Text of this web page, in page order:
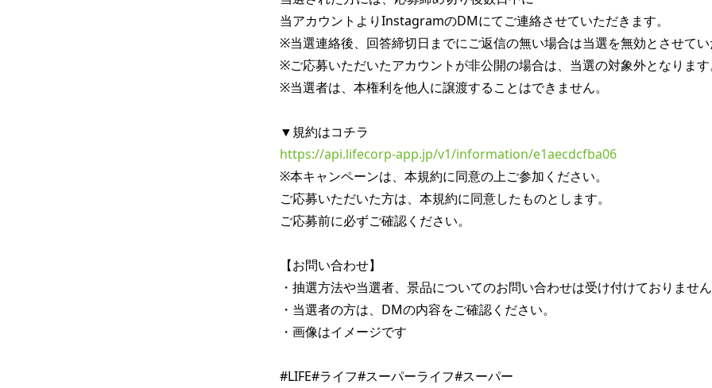
当アカウントよりInstagramのDMにてご連絡させていただきます。
※当選連絡後、回答締切日までにご返信の無い場合は当選を無効とさせてい
※ご応募いただいたアカウントが非公開の場合は、当選の対象外となります
※当選者は、本権利を他人に譲渡することはできません。
https://api.lifecorp-app.jp/v1/information/e1aecdcfba06
※本キャンペーンは、本規約に同意の上ご参加ください。
ご応募いただいた方は、本規約に同意したものとします。
ご応募前に必ずご確認ください。
【お問い合わせ】
・抽選方法や当選者、景品についてのお問い合わせは受け付けておりません
・当選者の方は、DMの内容をご確認ください。
・画像はイメージです
#LIFE#ライフ#スーパーライフ#スーパー